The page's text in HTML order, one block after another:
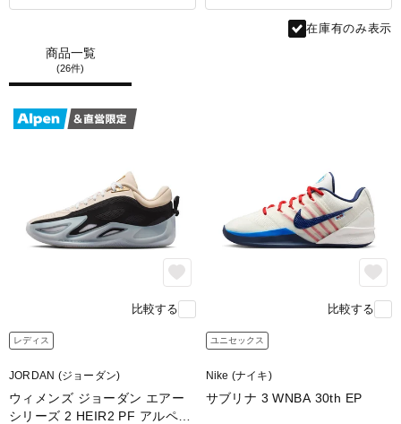
商品一覧
(26件)
在庫有のみ表示
比較する
レディス
JORDAN (ジョーダン)
ウィメンズ ジョーダン エアー
シリーズ 2 HEIR2 PF アルペン
比較する
ユニセックス
Nike (ナイキ)
サブリナ 3 WNBA 30th EP